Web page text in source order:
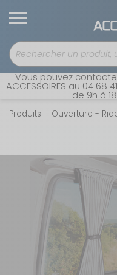
Vous pouvez
ACCESSOIRES au 04
de 9h à
Produits Ouverture -